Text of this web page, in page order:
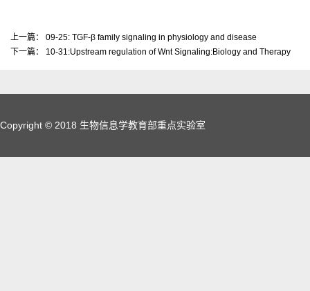
上一篇：
09-25: TGF-β family signaling in physiology and disease
下一篇：
10-31:Upstream regulation of Wnt Signaling:Biology and Therapy
Copyright © 2018 生物信息学教育部重点实验室